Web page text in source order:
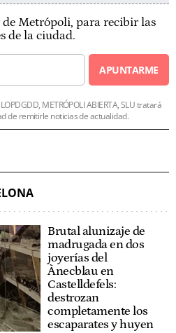
Metrópoli, para recibir las
de la ciudad.
APUNTARME
METRÓPOLI ABIERTA, SLU tratará
de remitirle noticias de actualidad.
Brutal alunizaje de
madrugada en dos
joyerías del
Ànecblau en
Castelldefels:
destrozan
completamente los
escaparates y huyen